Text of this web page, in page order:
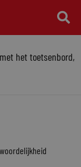
het toetsenbord,